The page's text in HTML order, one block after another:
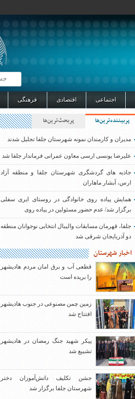
اجتماعی اقتصادی فرهنگی
پربیننده‌ترین‌ها پربحث‌ترین‌ها
مدیران و کارمندان نمونه شهرستان جلفا تجلیل شدند
علیرضا یونسی ارسی معاون عمرانی فرماندار جلفا شد
جاذبه های گردشگری شهرستان جلفا و منطقه آزاد
ارس، آبشار ماهاران
همایش پیاده روی خانوادگی در روستای ایری سفلی
برگزار شد/ عدم حضور مسئولین در پیاده روی
جلفا، قهرمان مسابقات والیبال انتخابی نوجوانان منطقه
دو آذربایجان شرقی شد
اخبار شهرستان
قطعی آب و برق امان مردم هادیشهر
را بریده است
زمین چمن مصنوعی در جنوب هادیشهر
افتتاح شد
پیکر شهید جنگ رمضان در هادیشهر
تشییع شد
جشن تکلیف دانش‌آموزان دختر
شهرستان جلفا برگزار شد